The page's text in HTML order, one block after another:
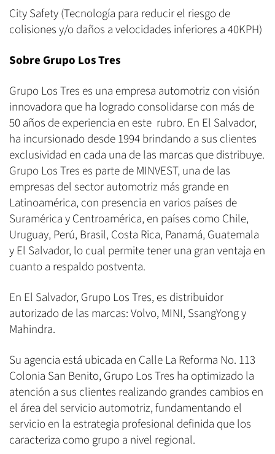
City Safety (Tecnología para reducir el riesgo de
colisiones y/o daños a velocidades inferiores a 40KPH)
Sobre Grupo Los Tres
Grupo Los Tres es una empresa automotriz con visión
innovadora que ha logrado consolidarse con más de
50 años de experiencia en este rubro. En El Salvador,
ha incursionado desde 1994 brindando a sus clientes
exclusividad en cada una de las marcas que distribuye.
Grupo Los Tres es parte de MINVEST, una de las
empresas del sector automotriz más grande en
Latinoamérica, con presencia en varios países de
Suramérica y Centroamérica, en países como Chile,
Uruguay, Perú, Brasil, Costa Rica, Panamá, Guatemala
y El Salvador, lo cual permite tener una gran ventaja en
cuanto a respaldo postventa.
En El Salvador, Grupo Los Tres, es distribuidor
autorizado de las marcas: Volvo, MINI, SsangYong y
Mahindra.
Su agencia está ubicada en Calle La Reforma No. 113
Colonia San Benito, Grupo Los Tres ha optimizado la
atención a sus clientes realizando grandes cambios en
el área del servicio automotriz, fundamentando el
servicio en la estrategia profesional definida que los
caracteriza como grupo a nivel regional.